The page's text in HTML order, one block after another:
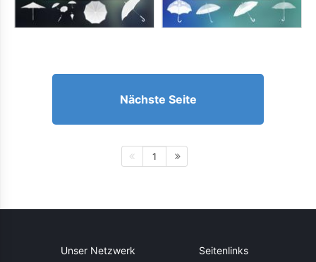
Nächste Seite
1
Unser Netzwerk Seitenlinks